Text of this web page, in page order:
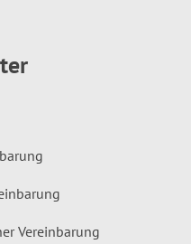
Vereinbarung